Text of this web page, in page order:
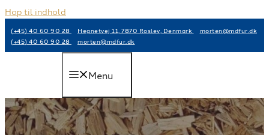
Hop til indhold
(+45) 40 60 90 28 Hegnetvej 11, 7870 Roslev, Denmark
morten@mdfur.dk
(+45) 40 60 90 28
morten@mdfur.dk
Menu